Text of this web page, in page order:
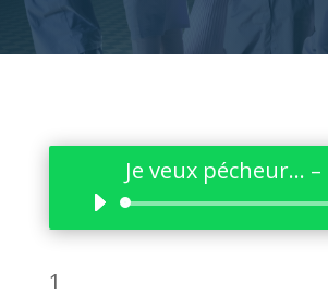
Je veux pécheur… –
Lecteur
audio
1